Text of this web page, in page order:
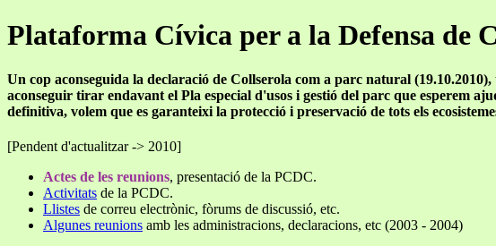
Plataforma Cívica per a la Defensa de
Un cop aconseguida la declaració de Collserola com a parc natural (19.10.2010),
aconseguir tirar endavant el Pla especial d'usos i gestió del parc que esperem
definitiva, volem que es garanteixi la protecció i preservació de tots els
[Pendent d'actualitzar -> 2010]
Actes de les reunions, presentació de la PCDC.
Activitats de la PCDC.
Llistes de correu electrònic, fòrums de discussió, etc.
Algunes reunions amb les administracions, declaracions, etc (2003 - 2004)